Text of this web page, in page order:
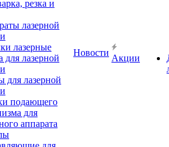
резка и
лазерной
лазерные
для лазерной
для лазерной
подающего
для
аппарата
Новости
Акции